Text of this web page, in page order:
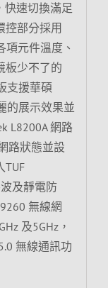
快速切換滿足
控部分採用
項元件溫度、
板少不了的
支援華碩
的展示效果並
L8200A 網路
路狀態並設
TUF
及靜電防
無線網
及5GHz，
無線通訊功